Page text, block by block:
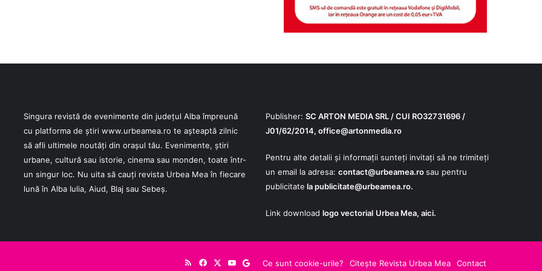
Singura revistă de evenimente din județul Alba împreună
cu platforma de știri www.urbeamea.ro te așteaptă zilnic
să afli ultimele noutăți din orașul tău. Evenimente, știri
urbane, cultură sau istorie, cinema sau monden, toate într-
un singur loc. Nu uita să cauți revista Urbea Mea în fiecare
lună în Alba Iulia, Aiud, Blaj sau Sebeș.
Publisher: SC ARTON MEDIA SRL / CUI RO32731696 /
J01/62/2014, office@artonmedia.ro
Pentru alte detalii și informații sunteți invitați să ne trimiteți
un email la adresa: contact@urbeamea.rosau pentru
publicitate lapublicitate@urbeamea.ro.
Link download logo vectorial Urbea Mea, aici.
Ce sunt cookie-urile? Citește Revista Urbea Mea Contact
RSSFacebook
X YouTube
Google